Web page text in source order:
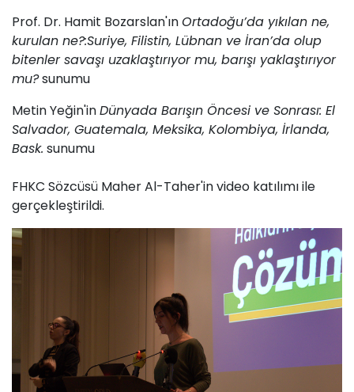
Prof. Dr. Hamit Bozarslan'ınOrtadoğu’da yıkılan ne,
kurulan ne?:Suriye, Filistin, Lübnan ve İran’da olup
bitenler savaşı uzaklaştırıyor mu, barışı yaklaştırıyor
mu?sunumu
Metin Yeğin'inDünyada Barışın Öncesi ve Sonrası: El
Salvador, Guatemala, Meksika, Kolombiya, İrlanda,
Bask. sunumu
FHKC Sözcüsü Maher Al-Taher'in video katılımı ile
gerçekleştirildi.